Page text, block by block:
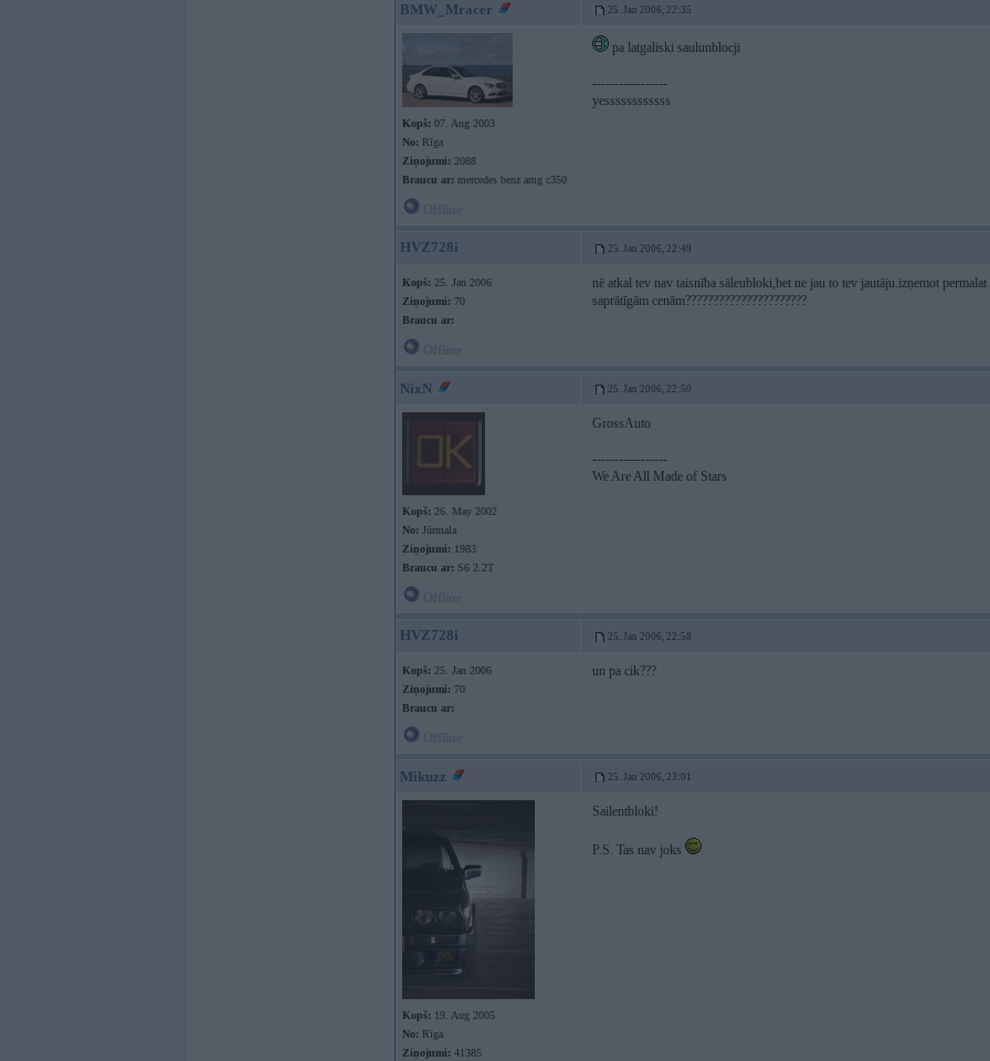
BMW_Mracer 25. Jan 2006, 22:35
Kopš: 07. Aug 2003
No: Rīga
Ziņojumi: 2088
Braucu ar: mercedes benz amg c350
pa latgaliski saulunblocji
-----------------
yessssssssssss
HVZ728i 25. Jan 2006, 22:49
Kopš: 25. Jan 2006
Ziņojumi: 70
Braucu ar:
nē atkal tev nav taisnība sāleubloki,bet ne jau to tev jautāju.izņemot
saprātīgām cenām??????????????????????
NixN 25. Jan 2006, 22:50
Kopš: 26. May 2002
No: Jūrmala
Ziņojumi: 1983
Braucu ar: S6 2.2T
GrossAuto
-----------------
We Are All Made of Stars
HVZ728i 25. Jan 2006, 22:58
Kopš: 25. Jan 2006
Ziņojumi: 70
Braucu ar:
un pa cik???
Mikuzz 25. Jan 2006, 23:01
Kopš: 19. Aug 2005
No: Rīga
Ziņojumi: 41385
Sailentbloki!
P.S. Tas nav joks